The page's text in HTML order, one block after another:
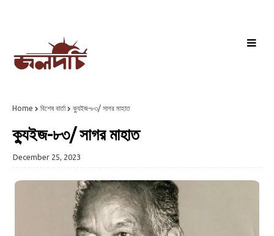
Home বিশেষ বার্তা ক্যুইজ-৮৩/ সাগর মাহাত
ক্যুইজ-৮৩/ সাগর মাহাত
December 25, 2023